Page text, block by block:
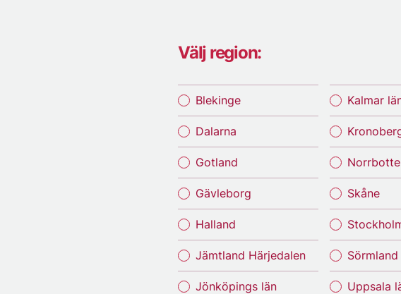
Välj region:
Blekinge
Dalarna
Gotland
Gävleborg
Halland
Jämtland Härjedalen
Jönköpings län
Kalmar
Skåne
Sörmland
Uppsala